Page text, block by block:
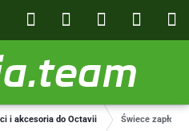
i akcesoria do Octavii Świece